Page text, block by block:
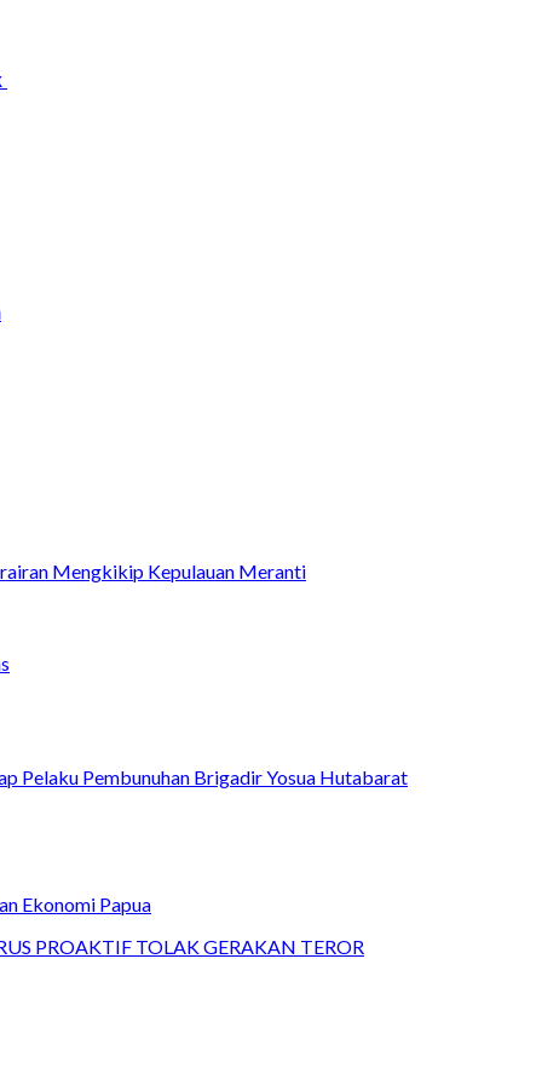
Mengkikip Kepulauan Meranti
Pelaku Pembunuhan Brigadir Yosua Hutabarat
Ekonomi Papua
PROAKTIF TOLAK GERAKAN TEROR